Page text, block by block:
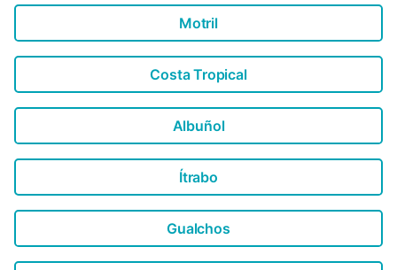
Motril
Costa Tropical
Albuñol
Ítrabo
Gualchos